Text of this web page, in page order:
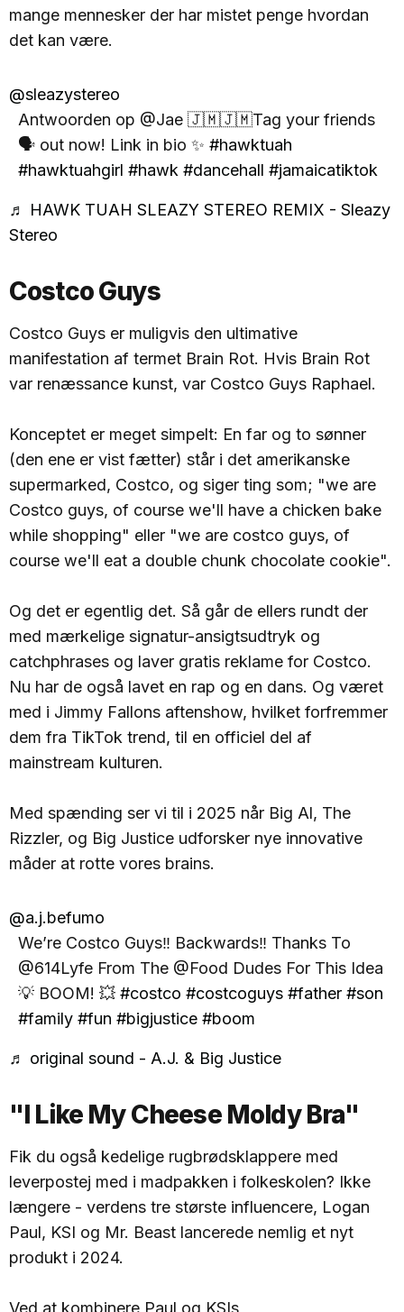
mange mennesker der har mistet penge hvordan
det kan være.
@sleazystereo
Antwoorden op @Jae 🇯🇲🇯🇲Tag your friends
🗣️ out now! Link in bio ✨ #hawktuah
#hawktuahgirl #hawk #dancehall #jamaicatiktok
♬ HAWK TUAH SLEAZY STEREO REMIX - Sleazy
Stereo
Costco Guys
Costco Guys er muligvis den ultimative
manifestation af termet Brain Rot. Hvis Brain Rot
var renæssance kunst, var Costco Guys Raphael.
Konceptet er meget simpelt: En far og to sønner
(den ene er vist fætter) står i det amerikanske
supermarked, Costco, og siger ting som; "we are
Costco guys, of course we'll have a chicken bake
while shopping" eller "we are costco guys, of
course we'll eat a double chunk chocolate cookie".
Og det er egentlig det. Så går de ellers rundt der
med mærkelige signatur-ansigtsudtryk og
catchphrases og laver gratis reklame for Costco.
Nu har de også lavet en rap og en dans. Og været
med i Jimmy Fallons aftenshow, hvilket forfremmer
dem fra TikTok trend, til en officiel del af
mainstream kulturen.
Med spænding ser vi til i 2025 når Big Al, The
Rizzler, og Big Justice udforsker nye innovative
måder at rotte vores brains.
@a.j.befumo
We’re Costco Guys‼️ Backwards‼️ Thanks To
@614Lyfe From The @Food Dudes For This Idea
💡 BOOM! 💥 #costco #costcoguys #father #son
#family #fun #bigjustice #boom
♬ original sound - A.J. & Big Justice
"I Like My Cheese Moldy Bra"
Fik du også kedelige rugbrødsklappere med
leverpostej med i madpakken i folkeskolen? Ikke
længere - verdens tre største influencere, Logan
Paul, KSI og Mr. Beast lancerede nemlig et nyt
produkt i 2024.
Ved at kombinere Paul og KSIs